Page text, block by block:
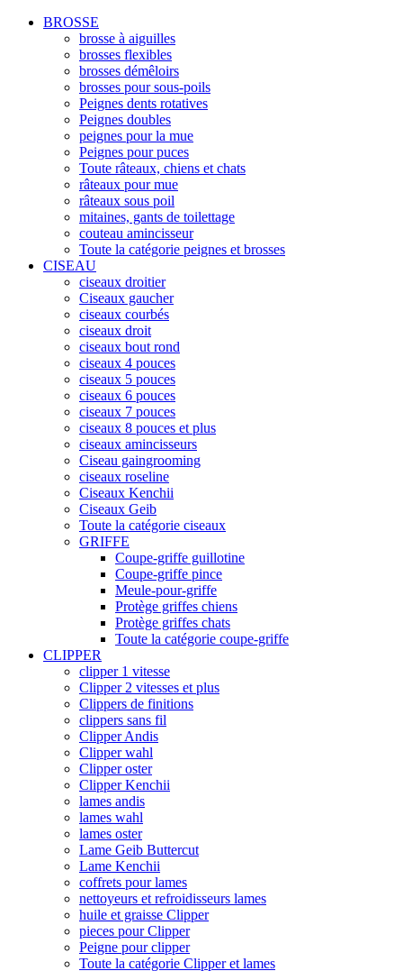
BROSSE
brosse à aiguilles
brosses flexibles
brosses démêloirs
brosses pour sous-poils
Peignes dents rotatives
Peignes doubles
peignes pour la mue
Peignes pour puces
Toute râteaux, chiens et chats
râteaux pour mue
râteaux sous poil
mitaines, gants de toilettage
couteau amincisseur
Toute la catégorie peignes et brosses
CISEAU
ciseaux droitier
Ciseaux gaucher
ciseaux courbés
ciseaux droit
ciseaux bout rond
ciseaux 4 pouces
ciseaux 5 pouces
ciseaux 6 pouces
ciseaux 7 pouces
ciseaux 8 pouces et plus
ciseaux amincisseurs
Ciseau gaingrooming
ciseaux roseline
Ciseaux Kenchii
Ciseaux Geib
Toute la catégorie ciseaux
GRIFFE
Coupe-griffe guillotine
Coupe-griffe pince
Meule-pour-griffe
Protège griffes chiens
Protège griffes chats
Toute la catégorie coupe-griffe
CLIPPER
clipper 1 vitesse
Clipper 2 vitesses et plus
Clippers de finitions
clippers sans fil
Clipper Andis
Clipper wahl
Clipper oster
Clipper Kenchii
lames andis
lames wahl
lames oster
Lame Geib Buttercut
Lame Kenchii
coffrets pour lames
nettoyeurs et refroidisseurs lames
huile et graisse Clipper
pieces pour Clipper
Peigne pour clipper
Toute la catégorie Clipper et lames